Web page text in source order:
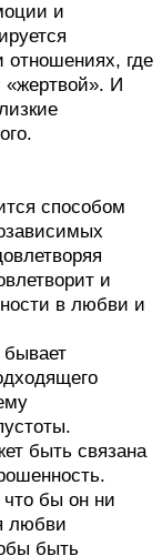
и
отношениях, где
«жертвой». И
способом
и
в любви и
бывает
быть связана
что бы он ни
любви
быть